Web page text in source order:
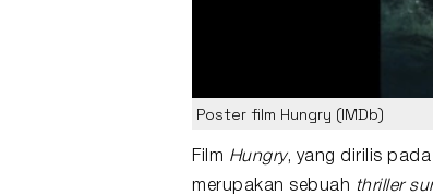
Poster film Hungry (IMDb)
Film Hungry, yang dirilis
merupakan sebuah thriller